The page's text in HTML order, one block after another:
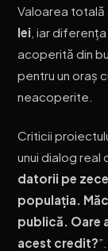
Valoarea
lei , iar
acoperită din
pentru un oraș
neacoperite.
Criticii
unui dialog real
datorii pe
populația.
publică. Oare
acest credit?”.